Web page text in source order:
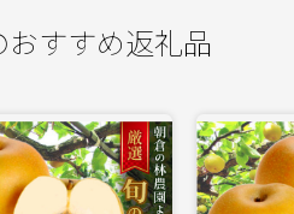
おすすめ返礼品